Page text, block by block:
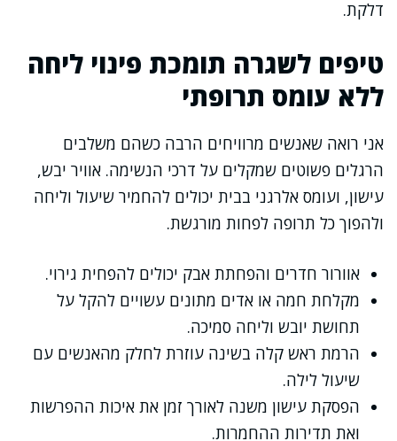
דלקת.
טיפים לשגרה תומכת פינוי ליחה
ללא עומס תרופתי
אני רואה שאנשים מרוויחים הרבה כשהם משלבים
הרגלים פשוטים שמקלים על דרכי הנשימה. אוויר יבש,
עישון, ועומס אלרגני בבית יכולים להחמיר שיעול וליחה
ולהפוך כל תרופה לפחות מורגשת.
אוורור חדרים והפחתת אבק יכולים להפחית גירוי.
מקלחת חמה או אדים מתונים עשויים להקל על
תחושת יובש וליחה סמיכה.
הרמת ראש קלה בשינה עוזרת לחלק מהאנשים עם
שיעול לילה.
הפסקת עישון משנה לאורך זמן את איכות ההפרשות
ואת תדירות ההחמרות.